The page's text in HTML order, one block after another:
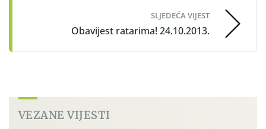
SLJEDEĆA VIJEST
Obavijest ratarima! 24.10.2013.
VEZANE VIJESTI